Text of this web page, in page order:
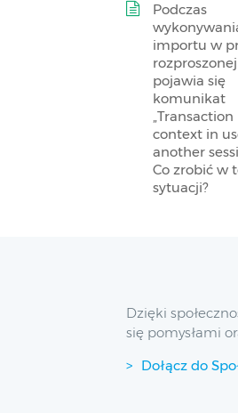
Podczas
importu w
rozproszonej
pojawia się
komunikat
„Transaction
context in
another
Co zrobić w
sytuacji?
Dzięki
się pomysłami
Dołącz do